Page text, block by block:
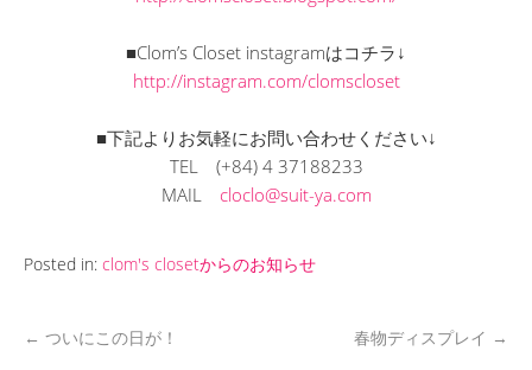
■Clom’s Closet instagramはコチラ↓
http://instagram.com/clomscloset
■下記よりお気軽にお問い合わせください↓
TEL (+84) 4 37188233
MAIL cloclo@suit-ya.com
Posted in: clom's closetからのお知らせ
← ついにこの日が！ 春物ディスプレイ →